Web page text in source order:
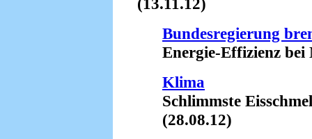
Bundesregierung
Energie-Effizienz bei
Klima
Schlimmste
(28.08.12)